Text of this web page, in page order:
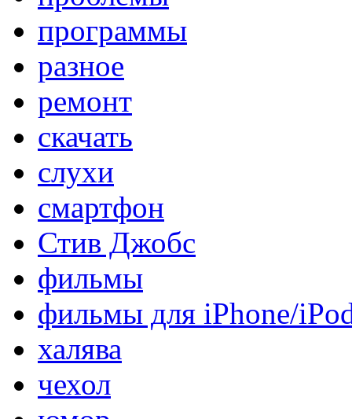
программы
разное
ремонт
скачать
слухи
смартфон
Стив Джобс
фильмы
фильмы для iPhone/
халява
чехол